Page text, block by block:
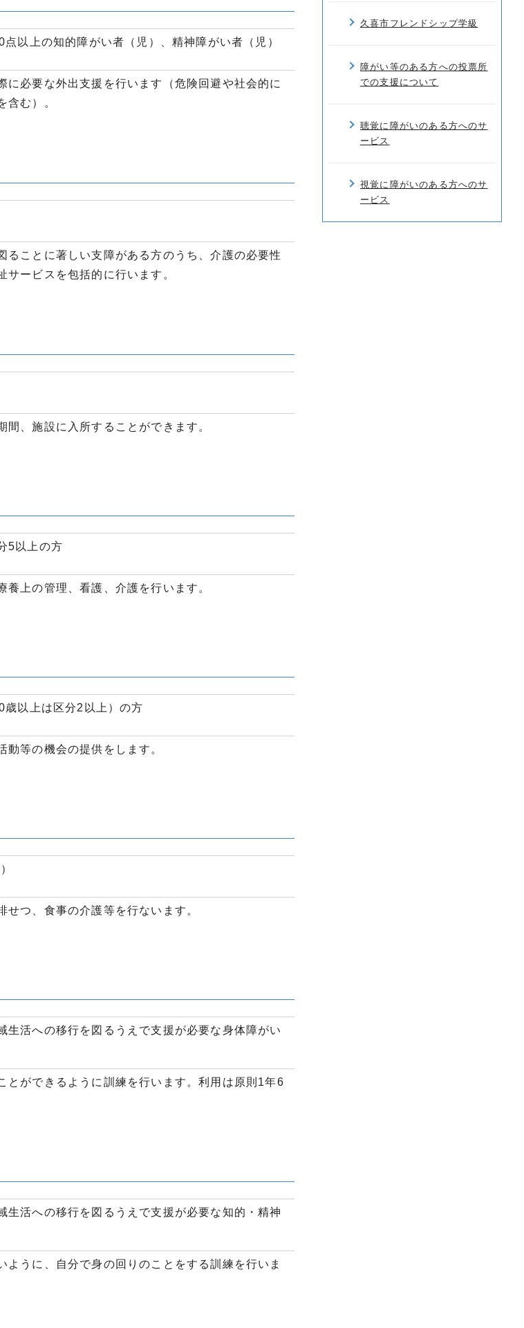
以上の知的障がい者（児）、精神障がい者（児）
に必要な外出支援を行います（危険回避や社会的に
含む）。
ことに著しい支障がある方のうち、介護の必要性
ービスを包括的に行います。
、施設に入所することができます。
5以上の方
上の管理、看護、介護を行います。
以上は区分2以上）の方
等の機会の提供をします。
つ、食事の介護等を行ないます。
生活への移行を図るうえで支援が必要な身体障がい
とができるように訓練を行います。利用は原則1年6
生活への移行を図るうえで支援が必要な知的・精神
うに、自分で身の回りのことをする訓練を行いま
久喜市フレンドシップ学級
障がい等のある方への投票所
での支援について
聴覚に障がいのある方へのサ
ービス
視覚に障がいのある方へのサ
ービス